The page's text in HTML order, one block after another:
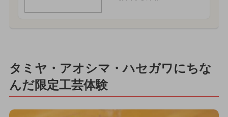
タミヤ・アオシマ・ハセガワにちな
んだ限定工芸体験